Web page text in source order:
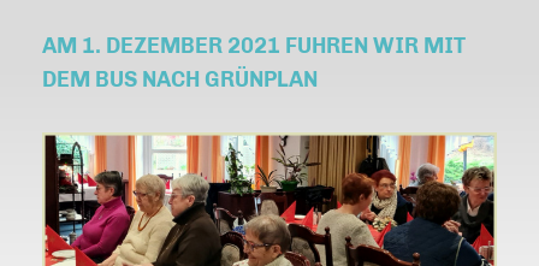
AM 1. DEZEMBER 2021 FUHREN WIR MIT
DEM BUS NACH GRÜNPLAN